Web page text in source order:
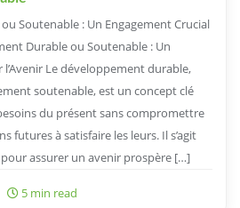
Soutenable : Un Engagement Crucial
Durable ou Soutenable : Un
Le développement durable,
soutenable, est un concept clé
du présent sans compromettre
futures à satisfaire les leurs. Il s’agit
assurer un avenir prospère […]
5 min read